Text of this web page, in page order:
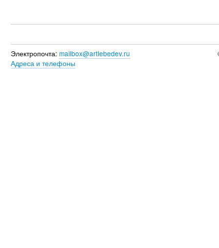
Электропочта: mailbox@artlebedev.ru
Адреса и телефоны